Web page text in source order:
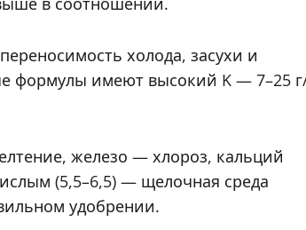
холода, засухи и
формулы имеют высокий K — 7–25
железо — хлороз, кальций
(5,5–6,5) — щелочная среда
удобрении.